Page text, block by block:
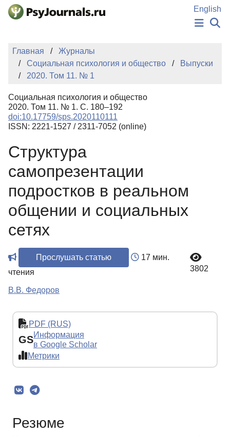
Перейти к основному содержанию
English
НОВОСТИ
ИЗДАНИЯ
БАЗА ЗНАНИЙ
КЛЮЧЕВЫЕ СЛОВА
Регистрация
Главная
Журналы
Социальная психология и общество
Выпуски
2020. Том 11. № 1
Социальная психология и общество
2020. Том 11. № 1. С. 180–192
doi:10.17759/sps.2020110111
ISSN: 2221-1527 / 2311-7052 (online)
Структура
самопрезентации
подростков в реальном
общении и социальных
сетях
Прослушать статью
17 мин.
чтения
3802
В.В. Федоров
PDF (RUS)
GSИнформация
в Google Scholar
Метрики
Резюме